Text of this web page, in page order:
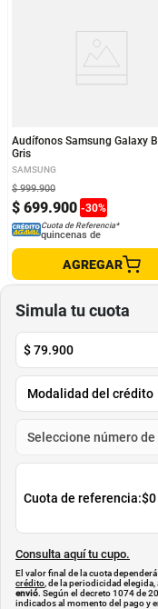
Audífonos Samsung Galaxy
Gris
SAMSUNG
$ 699.900 -30%
$ 999.900
Cuota de Referencia*
quincenas de
AGREGAR
Simula tu cuota
$79.900
Cuota de referencia:$0
Consulta aquí tu cupo.
El valor final de la cuota dependerá
crédito , de la periodicidad
envió. Según el decreto 1074 de
indicados al momento del pago y